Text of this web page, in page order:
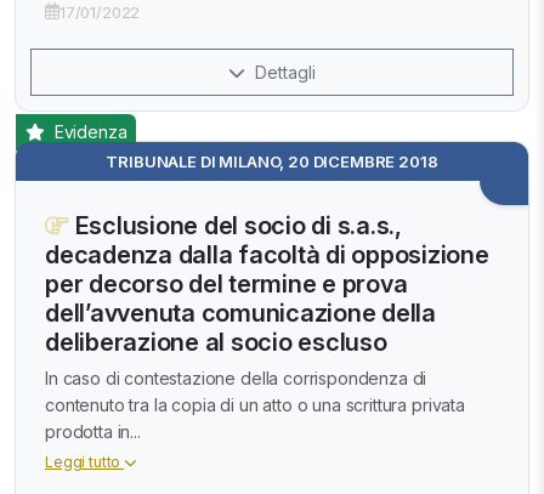
17/01/2022
Dettagli
TRIBUNALE DI MILANO, 20 DICEMBRE 2018
Evidenza
Esclusione del socio di s.a.s.,
decadenza dalla facoltà di opposizione
per decorso del termine e prova
dell’avvenuta comunicazione della
deliberazione al socio escluso
In caso di contestazione della corrispondenza di
contenuto tra la copia di un atto o una scrittura privata
prodotta in...
Leggi tutto